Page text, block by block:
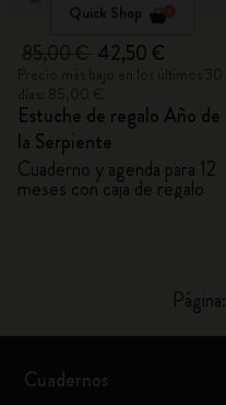
Quick Shop
42,50 €
Estuche de regalo Año de
la Serpiente
Cuaderno y agenda para 12
meses con caja de regalo
Página:
Cuadernos